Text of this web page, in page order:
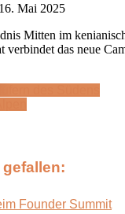
16. Mai 2025
Mitten im
verbindet das neue
des Südens